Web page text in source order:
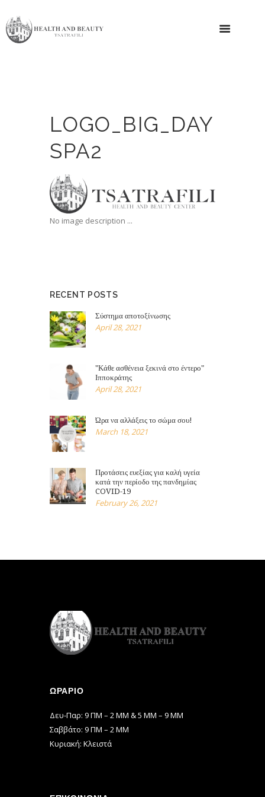
LOGO_BIG_DAY
SPA2
No image description ...
RECENT POSTS
Σύστημα αποτοξίνωσης
April 28, 2021
"Κάθε ασθένεια ξεκινά στο έντερο"
Ιπποκράτης
April 28, 2021
Ώρα να αλλάξεις το σώμα σου!
March 18, 2021
Προτάσεις ευεξίας για καλή υγεία
κατά την περίοδο της πανδημίας
COVID-19
February 26, 2021
ΩΡΆΡΙΟ
Δευ-Παρ: 9 ΠΜ – 2 ΜΜ & 5 ΜΜ – 9 ΜΜ
Σαββάτο: 9 ΠΜ – 2 ΜΜ
Κυριακή: Κλειστά